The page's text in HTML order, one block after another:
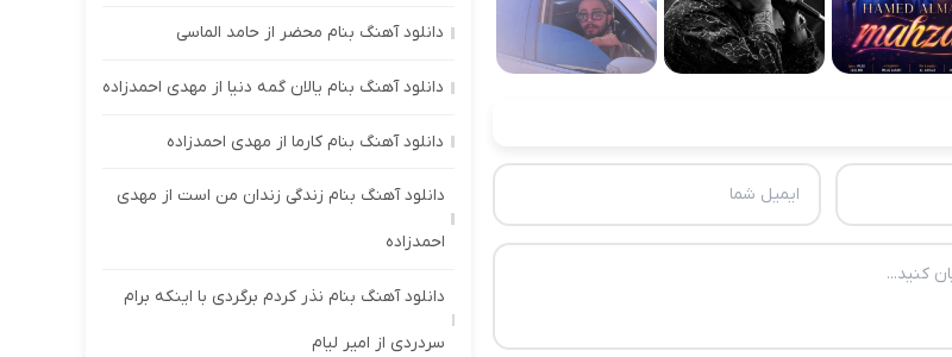
دانلود آهنگ بنام محضر از حامد الماسی
دانلود آهنگ بنام یالان گمه دنیا از مهدی احمدزاده
دانلود آهنگ بنام کارما از مهدی احمدزاده
دانلود آهنگ بنام زندگی زندان من است از مهدی
احمدزاده
دانلود آهنگ بنام نذر کردم برگردی با اینکه برام
سردردی از امیر لیام